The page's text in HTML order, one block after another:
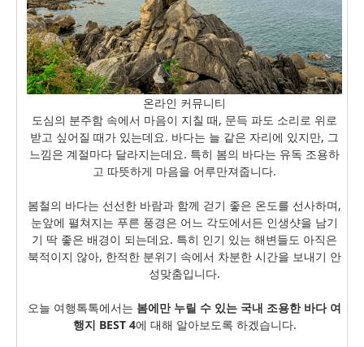
온라인 커뮤니티
도심의 분주함 속에서 마음이 지칠 때, 문득 파도 소리로 위로
받고 싶어질 때가 있는데요. 바다는 늘 같은 자리에 있지만, 그
느낌은 계절마다 달라지는데요. 특히 봄의 바다는 유독 조용하
고 따뜻하게 마음을 어루만져줍니다.
봄철의 바다는 선선한 바람과 함께 걷기 좋은 온도를 선사하며,
눈앞에 펼쳐지는 푸른 풍경은 어느 각도에서든 인생샷을 남기
기 딱 좋은 배경이 되는데요. 특히 인기 있는 해변들도 아직은
북적이지 않아, 한적한 분위기 속에서 차분한 시간을 보내기 안
성맞춤입니다.
오늘 여행톡톡에서는 봄에만 누릴 수 있는 국내 조용한 바다 여
행지 BEST 4에 대해 알아보도록 하겠습니다.